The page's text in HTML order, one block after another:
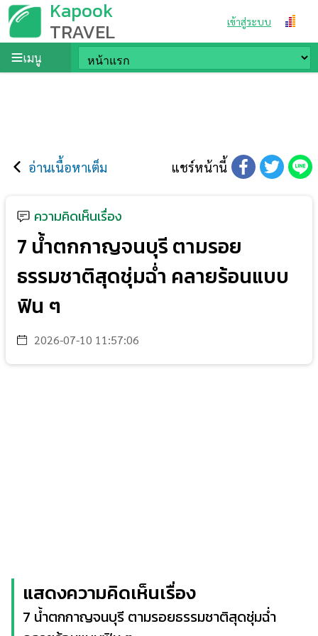
Kapook
TRAVEL เข้าสู่ระบบ
เมนู
อ่านเนื้อหาเต็ม แชร์หน้านี้
ความคิดเห็นเรื่อง
7 น้ำตกกาญจนบุรี ตามรอย
ธรรมชาติสุดชุ่มฉ่ำ คลายร้อนแบบ
ฟิน ๆ
2026-07-10 11:57:06
แสดงความคิดเห็นเรื่อง
7 น้ำตกกาญจนบุรี ตามรอยธรรมชาติสุดชุ่มฉ่ำ